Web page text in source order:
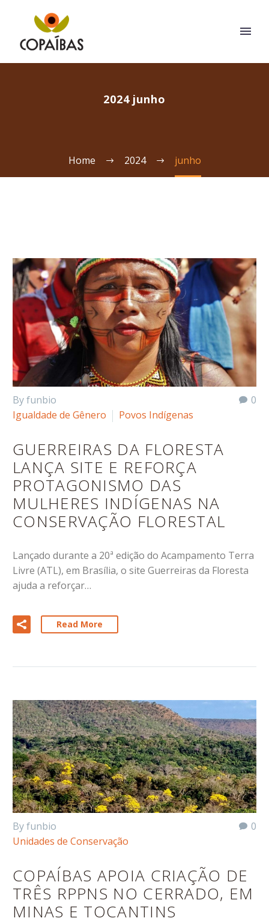
2024 junho
Home 2024 junho
0
By funbio
Igualdade de Gênero
Povos Indígenas
GUERREIRAS DA FLORESTA
LANÇA SITE E REFORÇA
PROTAGONISMO DAS
MULHERES INDÍGENAS NA
CONSERVAÇÃO FLORESTAL
Lançado durante a 20ª edição do Acampamento Terra
Livre (ATL), em Brasília, o site Guerreiras da Floresta
ajuda a reforçar…
Read More
0
By funbio
Unidades de Conservação
COPAÍBAS APOIA CRIAÇÃO DE
TRÊS RPPNS NO CERRADO, EM
MINAS E TOCANTINS